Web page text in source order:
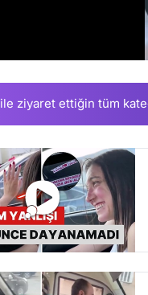
ile ziyaret ettiğin tüm